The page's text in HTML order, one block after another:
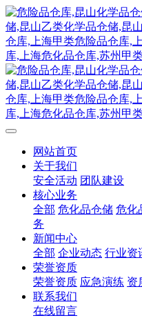
网站首页
关于我们
安全活动 团队建设
核心业务
全部 危化品仓储 危化
务
新闻中心
全部 企业动态 行业资
荣誉资质
荣誉资质 应急演练 资
联系我们
在线留言